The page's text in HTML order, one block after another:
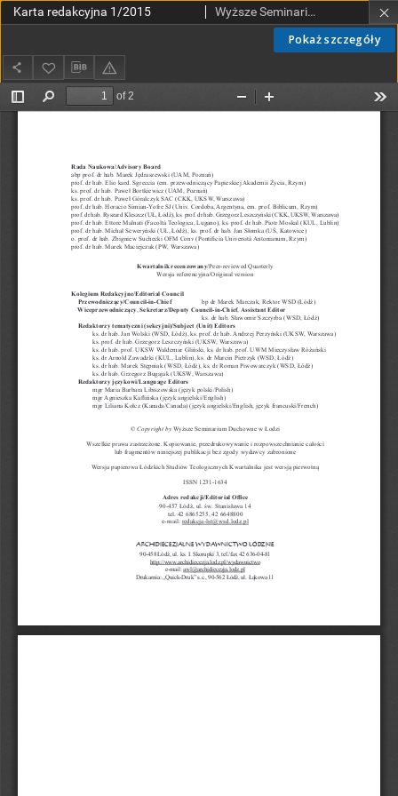
Pokaż szczegóły
Karta redakcyjna 1/2015 Wyższe Seminarium Duchowne w Łodzi